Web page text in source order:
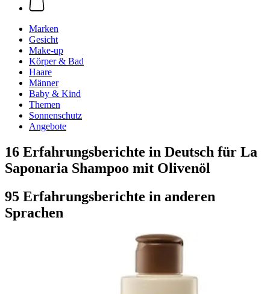
Marken
Gesicht
Make-up
Körper & Bad
Haare
Männer
Baby & Kind
Themen
Sonnenschutz
Angebote
16 Erfahrungsberichte in Deutsch für La
Saponaria Shampoo mit Olivenöl
95 Erfahrungsberichte in anderen
Sprachen